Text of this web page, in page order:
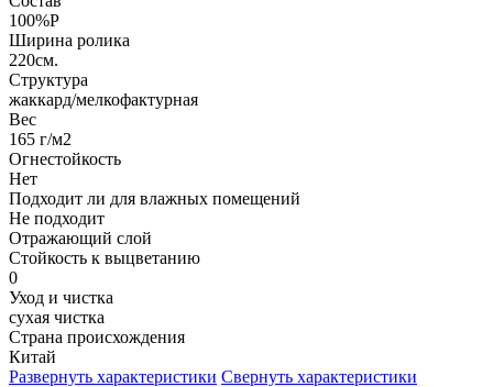
100%P
Ширина ролика
220см.
Структура
жаккард/мелкофактурная
Вес
165 г/м2
Огнестойкость
Нет
Подходит ли для влажных помещений
Не подходит
Отражающий слой
Стойкость к выцветанию
0
Уход и чистка
сухая чистка
Страна происхождения
Китай
Развернуть характеристики Свернуть характеристики